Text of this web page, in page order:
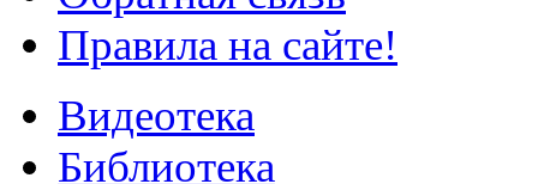
Правила на сайте!
Видеотека
Библиотека